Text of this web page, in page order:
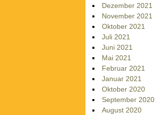
Dezember 2021
November 2021
Oktober 2021
Juli 2021
Juni 2021
Mai 2021
Februar 2021
Januar 2021
Oktober 2020
September 2020
August 2020